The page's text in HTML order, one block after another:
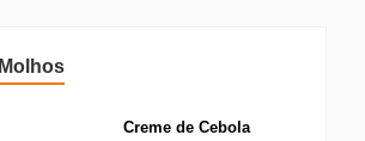
Molhos
Creme de Cebola